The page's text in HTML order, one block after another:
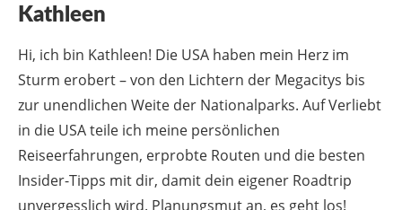
zur unendlichen Weite der Nationalparks. Auf Verliebt
Reiseerfahrungen, erprobte Routen und die besten
Insider-Tipps mit dir, damit dein eigener Roadtrip
unvergesslich wird. Planungsmut an, es geht los!
VIEW STORIES
RELATED POSTS